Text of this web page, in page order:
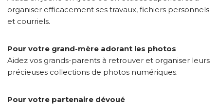
organiser efficacement ses travaux, fichiers personnels
et courriels.
Pour votre grand-mère adorant les photos
Aidez vos grands-parents à retrouver et organiser leurs
précieuses collections de photos numériques.
Pour votre partenaire dévoué